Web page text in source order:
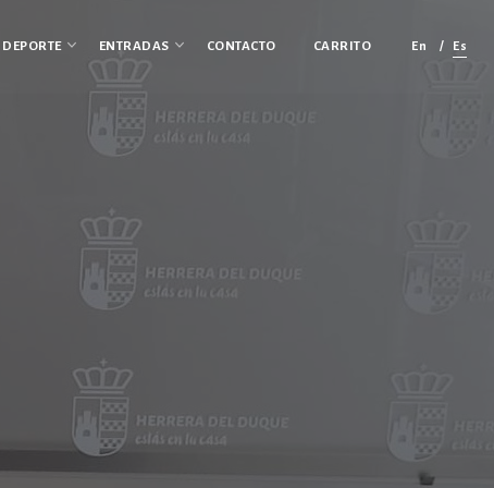
DEPORTE ENTRADAS CONTACTO CARRITO En Es